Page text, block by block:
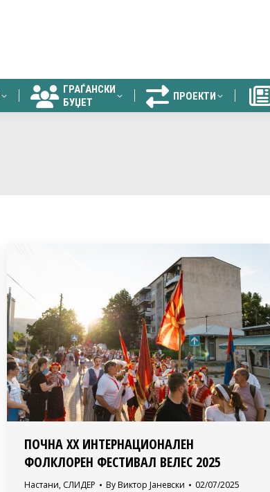
ГРАЃАНСКИ
БУЏЕТ
ПРОЕКТИ
ПОЧНА XX ИНТЕРНАЦИОНАЛЕН
ФОЛКЛОРЕН ФЕСТИВАЛ ВЕЛЕС 2025
Настани, СЛИДЕР By Виктор Јаневски 02/07/2025